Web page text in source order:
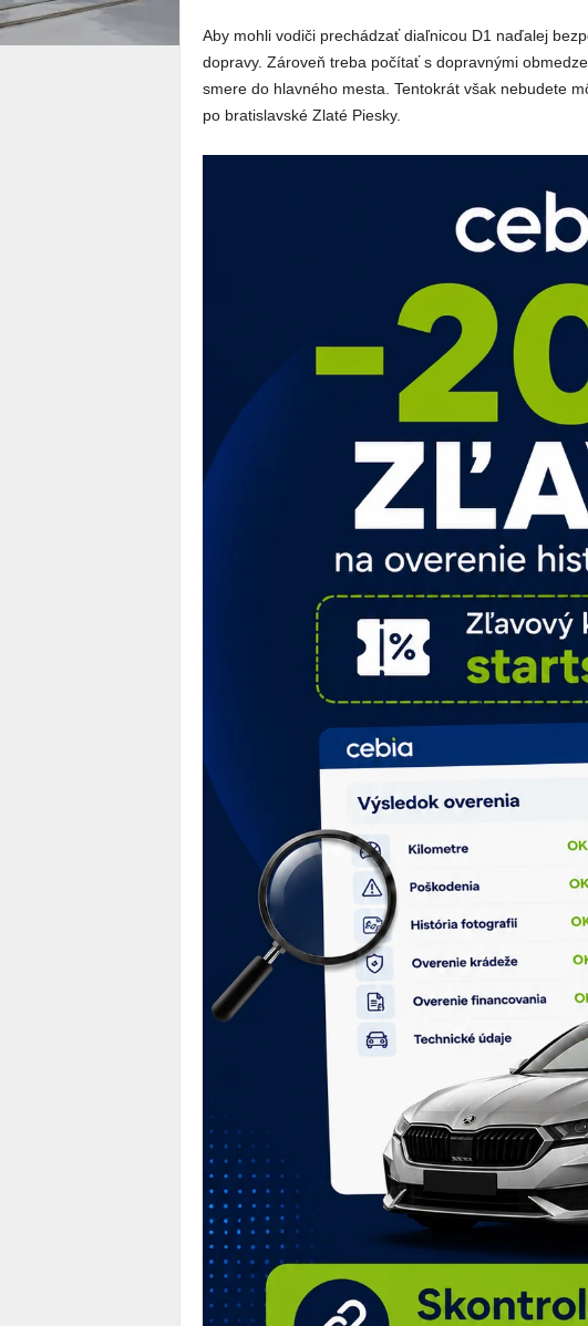
Aby mohli vodiči prechádzať diaľnicou D1 naďalej
dopravy. Zároveň treba počítať s dopravnými
smere do hlavného mesta. Tentokrát však nebudete
po bratislavské Zlaté Piesky.